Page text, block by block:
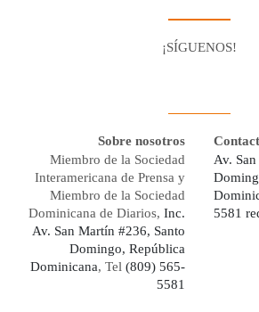
¡SÍGUENOS!
Sobre nosotros
Miembro de la Sociedad
Interamericana de Prensa y
Miembro de la Sociedad
Dominicana de Diarios, Inc.
Av. San Martín #236, Santo
Domingo, República
Dominicana, Tel (809) 565-
5581
Av.
5581